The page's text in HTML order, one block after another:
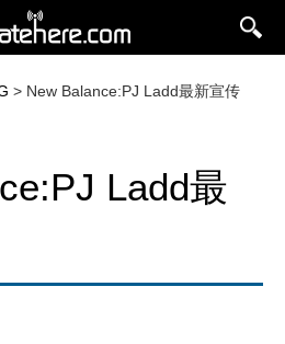
> New Balance:PJ Ladd最新宣传
Ladd最